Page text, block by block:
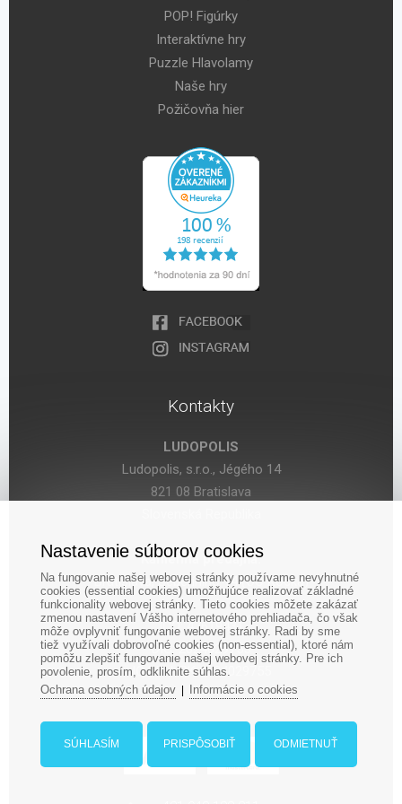
ukladanie hry zvládnete za pár minút, pretože všetko má svoje
Zberatelia určite ocenia aj obaly na karty, najmä ak vlastnia
vzácne balíčky kariet. Obaly ich chránia proti nečistotám,
ošúchaniu, poliatiu a výrazne predĺžia ich životnosť. Navyše sa
obalené karty lepšie miešajú a zdvíhajú zo stola. Obaly sa líšia
kúsky sú tu potom zakladače na karty do zberateľského albumu.
Eva Dedinská, Obsahový špecialista na optimalizáciu webov z
https://www.interaction-design.org/literature/article/a-brief-
https://buckslib.org/benefits-of-playing-board-games/
games-for-the-office-7aeeab6efd
https://boardgamegeek.com/browse/boardgamecategory
https://www.dicebreaker.com/categories/board-game/how-
https://boardgamesland.com/different-types-of-board-games/
POP! Figúrky
Interaktívne hry
Puzzle Hlavolamy
Naše hry
Požičovňa hier
Kontakty
LUDOPOLIS
Ludopolis, s.r.o., Jégého 14
821 08 Bratislava
Kamenná predajňa:
Bratislava, Seberíniho 14 (OC Kocka)
IČO: 47619431
DIČ: 2024029755
IČ DPH: SK 2024029755
Nastavenie súborov cookies
Na fungovanie našej webovej stránky používame nevyhnutné
cookies (essential cookies) umožňujúce realizovať základné
funkcionality webovej stránky. Tieto cookies môžete zakázať
zmenou nastavení Vášho internetového prehliadača, čo však
môže ovplyvniť fungovanie webovej stránky. Radi by sme
tiež využívali dobrovoľné cookies (non-essential), ktoré nám
pomôžu zlepšiť fungovanie našej webovej stránky. Pre ich
povolenie, prosím, odkliknite súhlas.
Ochrana osobných údajov| Informácie o cookies
SÚHLASÍM PRISPÔSOBIŤ ODMIETNUŤ